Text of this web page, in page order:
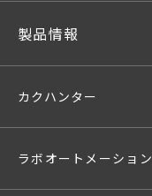
製品情報
カクハンター
ラボオートメーション